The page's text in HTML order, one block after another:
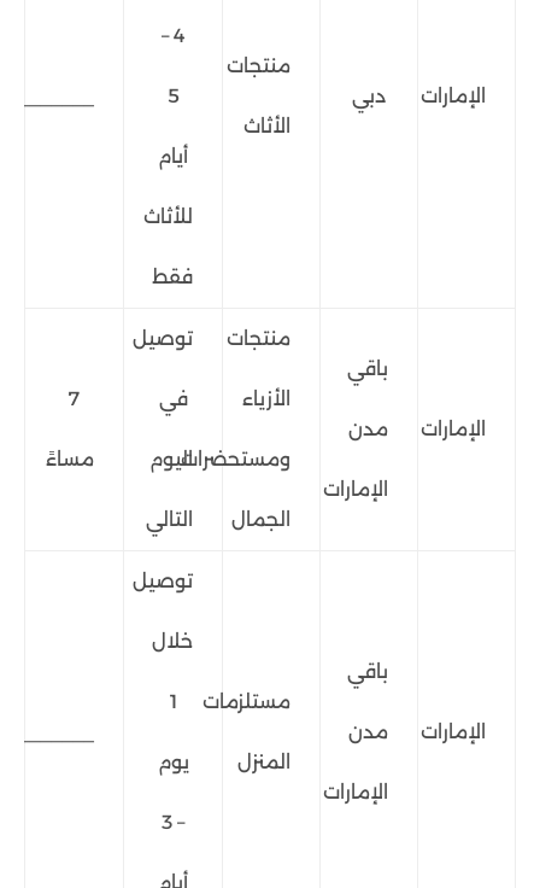
الإمارات دبي
منتجات
الأثاث
4 –
5
أيام
للأثاث
فقط
الإمارات
باقي
مدن
الإمارات
منتجات
الأزياء
ومستحضرات
الجمال
توصيل
في
اليوم
التالي
7
مساءً
الإمارات
باقي
مدن
الإمارات
مستلزمات
المنزل
توصيل
خلال
1
يوم
– 3
أيام